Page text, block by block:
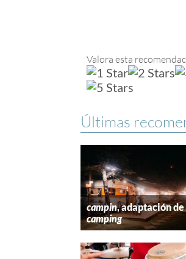
Valora esta
Últimas
campin, adaptación de
camping